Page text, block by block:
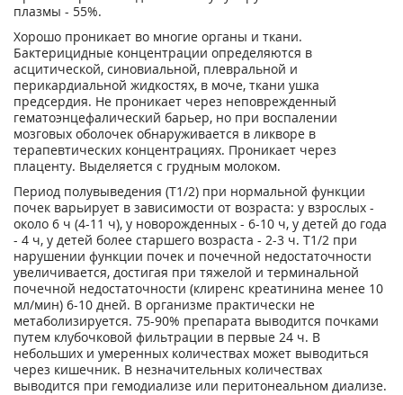
плазмы - 55%.
Хорошо проникает во многие органы и ткани.
Бактерицидные концентрации определяются в
асцитической, синовиальной, плевральной и
перикардиальной жидкостях, в моче, ткани ушка
предсердия. Не проникает через неповрежденный
гематоэнцефалический барьер, но при воспалении
мозговых оболочек обнаруживается в ликворе в
терапевтических концентрациях. Проникает через
плаценту. Выделяется с грудным молоком.
Период полувыведения (Т1/2) при нормальной функции
почек варьирует в зависимости от возраста: у взрослых -
около 6 ч (4-11 ч), у новорожденных - 6-10 ч, у детей до года
- 4 ч, у детей более старшего возраста - 2-3 ч. Т1/2 при
нарушении функции почек и почечной недостаточности
увеличивается, достигая при тяжелой и терминальной
почечной недостаточности (клиренс креатинина менее 10
мл/мин) 6-10 дней. В организме практически не
метаболизируется. 75-90% препарата выводится почками
путем клубочковой фильтрации в первые 24 ч. В
небольших и умеренных количествах может выводиться
через кишечник. В незначительных количествах
выводится при гемодиализе или перитонеальном диализе.